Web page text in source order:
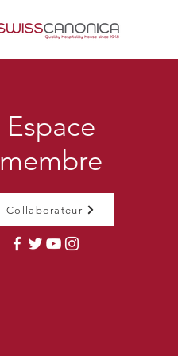
Espace
membre
Collaborateur